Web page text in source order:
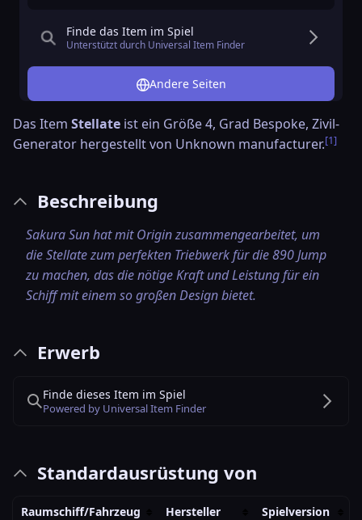
Finde das Item im Spiel
Unterstützt durch Universal Item Finder
Andere Seiten
Das Item Stellate ist ein Größe 4, Grad Bespoke, Zivil-
Generator hergestellt von Unknown manufacturer.[1]
Beschreibung
Sakura Sun hat mit Origin zusammengearbeitet, um
die Stellate zum perfekten Triebwerk für die 890 Jump
zu machen, das die nötige Kraft und Leistung für ein
Schiff mit einem so großen Design bietet.
Erwerb
Finde dieses Item im Spiel
Powered by Universal Item Finder
Standardausrüstung von
Raumschiff/Fahrzeug Hersteller Spielversion